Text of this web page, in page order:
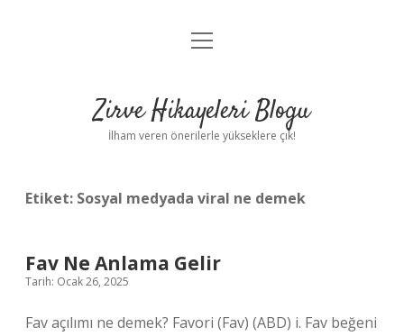
Anasayfa
Yasal Uyarı
menüyü
Zirve Hikayeleri Blogu
İlham veren önerilerle yükseklere çık!
Etiket: Sosyal medyada viral ne demek
Fav Ne Anlama Gelir
Tarih: Ocak 26, 2025
Fav açılımı ne demek? Favori (Fav) (ABD) i. Fav beğeni